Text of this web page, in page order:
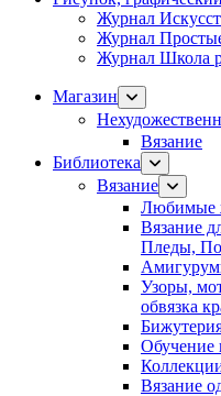
Журнал
Журнал
Журнал Школа
Магазин
Вязание
Библиотека
Вязание
Любимые
Вязание
Пледы,
Узоры,
обвязка
Обучение
Вязание